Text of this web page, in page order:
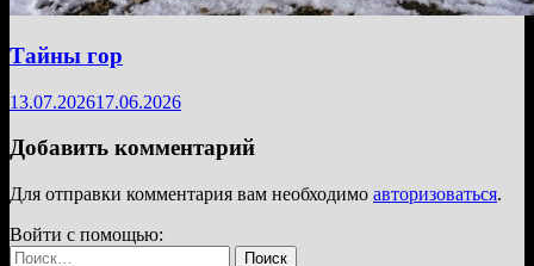
Тайны гор
13.07.202617.06.2026
Добавить комментарий
Для отправки комментария вам необходимо авторизоваться.
Войти с помощью:
Найти: